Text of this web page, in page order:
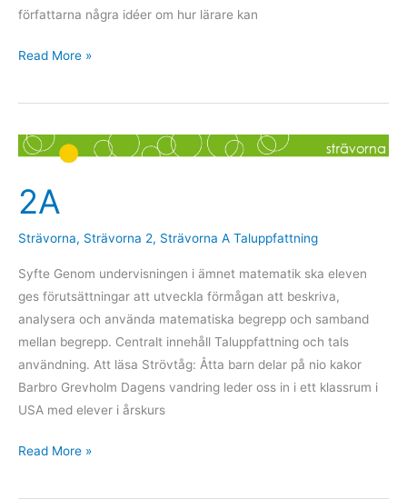
författarna några idéer om hur lärare kan
Read More »
2A
Strävorna, Strävorna 2, Strävorna A Taluppfattning
Syfte Genom undervisningen i ämnet matematik ska eleven
ges förutsättningar att utveckla förmågan att beskriva,
analysera och använda matematiska begrepp och samband
mellan begrepp. Centralt innehåll Taluppfattning och tals
användning. Att läsa Strövtåg: Åtta barn delar på nio kakor
Barbro Grevholm Dagens vandring leder oss in i ett klassrum i
USA med elever i årskurs
2A
Read More »